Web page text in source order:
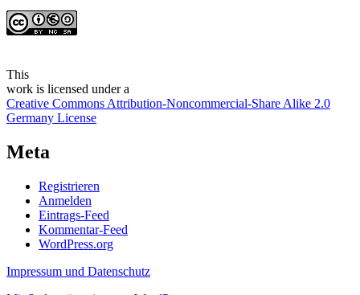
This
work is licensed under a
Creative Commons Attribution-Noncommercial-Share Alike 2.0
Germany License
Meta
Registrieren
Anmelden
Eintrags-Feed
Kommentar-Feed
WordPress.org
Impressum und Datenschutz